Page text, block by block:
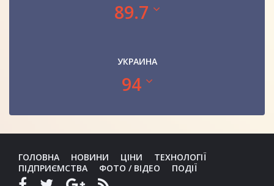
89.7
УКРАИНА
94
ГОЛОВНА НОВИНИ ЦІНИ
ТЕХНОЛОГІЇ
ПІДПРИЄМСТВА
ФОТО / ВІДЕО ПОДІЇ